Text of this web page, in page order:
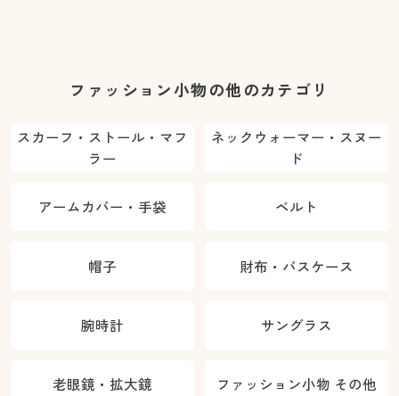
ファッション小物の他のカテゴリ
スカーフ・ストール・マフ
ラー
ネックウォーマー・スヌー
ド
アームカバー・手袋 ベルト
帽子 財布・パスケース
腕時計 サングラス
老眼鏡・拡大鏡 ファッション小物 その他